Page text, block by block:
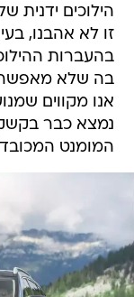
הילוכים ידנית
זו לא אהבנו,
בהעברות
בה שלא
אנו מקווים
נמצא כבר
המומנט המכובד שבו